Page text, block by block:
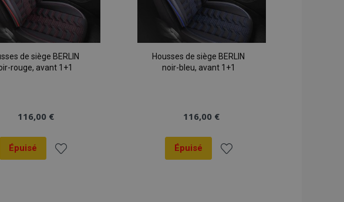
de siège BERLIN
rouge, avant 1+1
116,00 €
Épuisé
Housses de siège BERLIN
noir-bleu, avant 1+1
116,00 €
Épuisé